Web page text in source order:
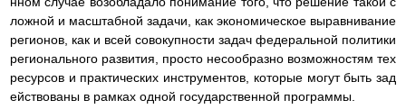
ложной и масштабной задачи, как экономическое выравнивание
регионов, как и всей совокупности задач федеральной политики
регионального развития, просто несообразно возможностям тех
ресурсов и практических инструментов, которые могут быть зад
ействованы в рамках одной государственной программы.